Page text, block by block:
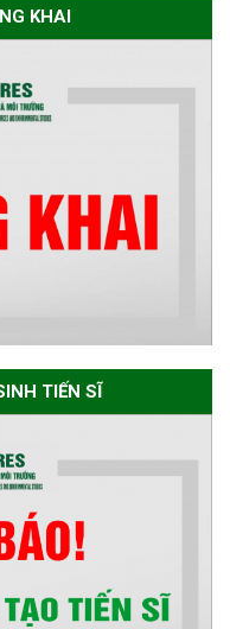
án tiến sĩ của NCS
Thế Thông
chương trình học
tại Việt Nam năm
về việc họp Tiểu
nghiên cứu sinh đợt 1
KHAI
TIẾN SĨ